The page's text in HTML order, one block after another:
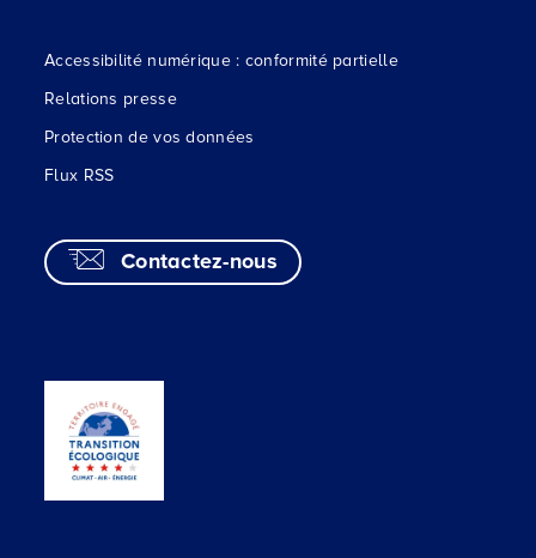
Accessibilité numérique : conformité partielle
Relations presse
Protection de vos données
Flux RSS
Contactez-nous